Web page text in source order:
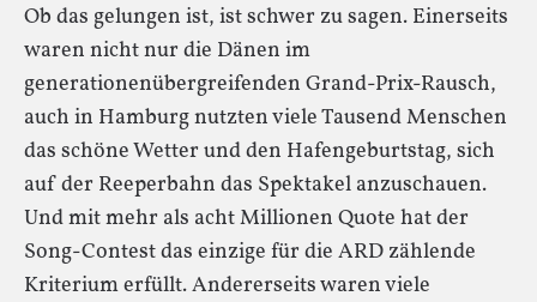
Ob das gelungen ist, ist schwer zu sagen. Einerseits
waren nicht nur die Dänen im
generationenübergreifenden Grand-Prix-Rausch,
auch in Hamburg nutzten viele Tausend Menschen
das schöne Wetter und den Hafengeburtstag, sich
auf der Reeperbahn das Spektakel anzuschauen.
Und mit mehr als acht Millionen Quote hat der
Song-Contest das einzige für die ARD zählende
Kriterium erfüllt. Andererseits waren viele